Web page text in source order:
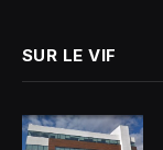
SUR LE VIF